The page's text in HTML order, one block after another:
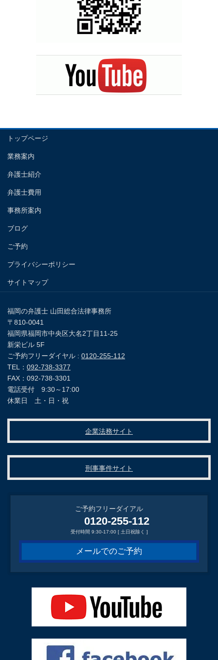
トップページ
業務案内
弁護士紹介
弁護士費用
事務所案内
ブログ
ご予約
プライバシーポリシー
サイトマップ
福岡の弁護士 山田総合法律事務所
〒810-0041
福岡県福岡市中央区大名2丁目11-25
新栄ビル 5F
ご予約フリーダイヤル : 0120-255-112
TEL： 092-738-3377
FAX：092-738-3301
電話受付 9:30～17:00
休業日 土・日・祝
企業法務サイト
刑事事件サイト
ご予約フリーダイアル
0120-255-112
受付時間 9:30-17:00 [ 土日祝除く ]
メールでのご予約